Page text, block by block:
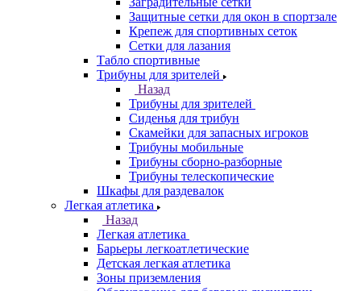
Защитные сетки для окон в спортзале
Крепеж для спортивных сеток
Сетки для лазания
Табло спортивные
Трибуны для зрителей
Назад
Трибуны для зрителей
Сиденья для трибун
Скамейки для запасных игроков
Трибуны мобильные
Трибуны сборно-разборные
Трибуны телескопические
Шкафы для раздевалок
Легкая атлетика
Назад
Легкая атлетика
Барьеры легкоатлетические
Детская легкая атлетика
Зоны приземления